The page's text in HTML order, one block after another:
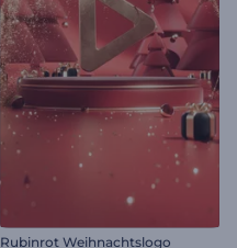
Rubinrot Weihnachtslogo